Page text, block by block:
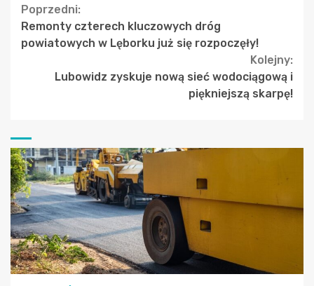
Continue
Reading
Poprzedni:
Remonty czterech kluczowych dróg
powiatowych w Lęborku już się rozpoczęły!
Kolejny:
Lubowidz zyskuje nową sieć wodociągową i
piękniejszą skarpę!